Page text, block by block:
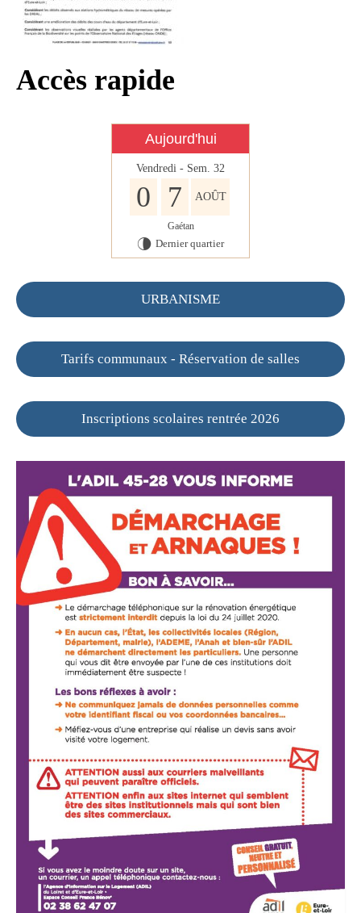
Séjourner à Faverolles
Accès rapide
Aujourd'hui
Vendredi - Sem. 32
0 7 AOÛT
Gaétan
U Dernier quartier
URBANISME
Tarifs communaux - Réservation de salles
Inscriptions scolaires rentrée 2026